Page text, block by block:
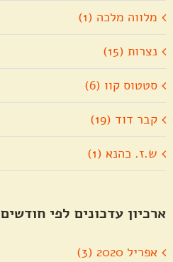
מלווה מלכה (1)
נצרות (15)
סטטוס קוו (6)
קבר דוד (19)
ש.ז. כהנא (1)
ארכיון עדכונים לפי חודשים
אפריל 2020 (3)